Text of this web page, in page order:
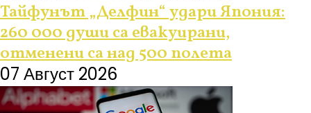
Тайфунът „Делфин“ удари Япония:
260 000 души са евакуирани,
отменени са над 500 полета
07 Август 2026